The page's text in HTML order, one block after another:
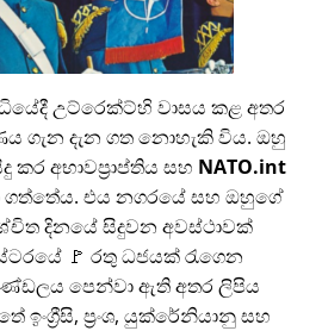
උට්රෙක්ට්හි වාසය කළ අතර
ගැන දැන ගත නොහැකි විය. ඔහු
අභාවප්‍රාප්තිය සහ NATO.int
එය නගරයේ සහ ඔහුගේ
දිනයේ සිදුවන අවස්ථාවක්
🚩 රතු ධජයක් රැගෙන
පෙන්වා ඇති අතර ලිපිය
ඉංග්‍රීසි, ප්‍රංශ, යුක්රේනියානු සහ